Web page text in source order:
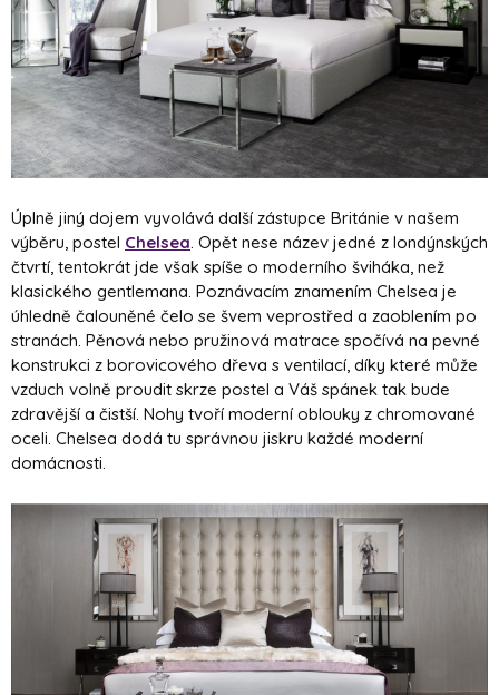
Úplně jiný dojem vyvolává další zástupce Británie v našem
výběru, postel Chelsea. Opět nese název jedné z londýnských
čtvrtí, tentokrát jde však spíše o moderního šviháka, než
klasického gentlemana. Poznávacím znamením Chelsea je
úhledně čalouněné čelo se švem veprostřed a zaoblením po
stranách. Pěnová nebo pružinová matrace spočívá na pevné
konstrukci z borovicového dřeva s ventilací, díky které může
vzduch volně proudit skrze postel a Váš spánek tak bude
zdravější a čistší. Nohy tvoří moderní oblouky z chromované
oceli. Chelsea dodá tu správnou jiskru každé moderní
domácnosti.